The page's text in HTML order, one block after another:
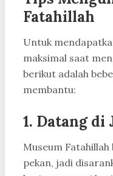
Fatahillah
Untuk
maksimal saat
berikut adalah
membantu:
1. Datang di
Museum
pekan, jadi